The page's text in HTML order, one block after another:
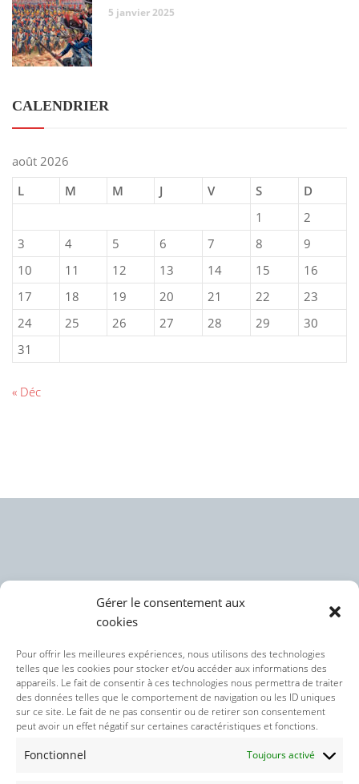
Gérer le consentement aux
cookies
Pour offrir les meilleures expériences, nous utilisons des technologies
telles que les cookies pour stocker et/ou accéder aux informations des
appareils. Le fait de consentir à ces technologies nous permettra de traiter
des données telles que le comportement de navigation ou les ID uniques
sur ce site. Le fait de ne pas consentir ou de retirer son consentement
peut avoir un effet négatif sur certaines caractéristiques et fonctions.
Fonctionnel Toujours activé
5 janvier 2025
CALENDRIER
août 2026
L
M M J V S
D
1
2
3
4 5 6 7 8
9
10
11 12 13 14 15
16
17
18 19 20 21 22
23
24
25 26 27 28 29
30
31
« Déc
Politique des cookies (UE)
Politique de confidentialité
Nos réseaux sociaux :